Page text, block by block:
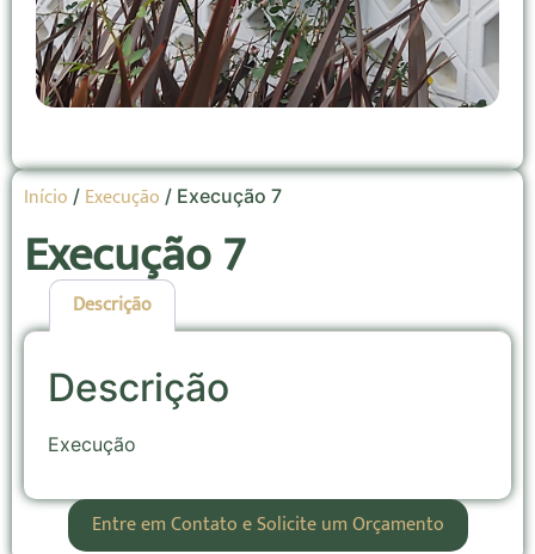
Início / Execução / Execução 7
Execução 7
Descrição
Descrição
Execução
Entre em Contato e Solicite um Orçamento